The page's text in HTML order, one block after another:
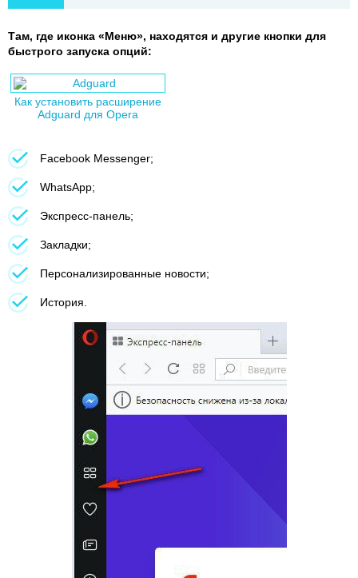
Там, где иконка «Меню», находятся и другие кнопки для
быстрого запуска опций:
Как установить расширение
Adguard для Opera
Facebook Messenger;
WhatsApp;
Экспресс-панель;
Закладки;
Персонализированные новости;
История.